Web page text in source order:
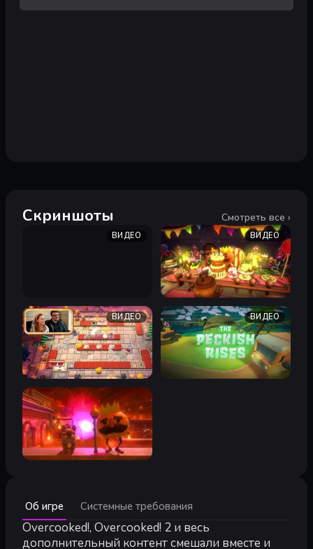
Скриншоты Смотреть все ›
ВИДЕО ВИДЕО
ВИДЕО ВИДЕО
Об игре Системные требования
Overcooked!, Overcooked! 2 и весь
дополнительный контент смешали вместе и
Минимальные:
Минимальные:
64-разрядные процессор и операционная система
ОС:WIN7-64 bit